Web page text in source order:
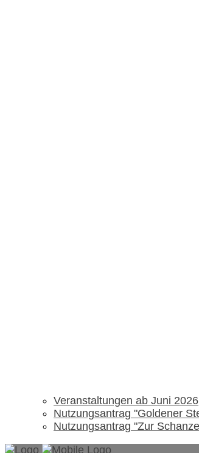
Veranstaltungen ab Juni 2026
Nutzungsantrag "Goldener
Nutzungsantrag "Zur